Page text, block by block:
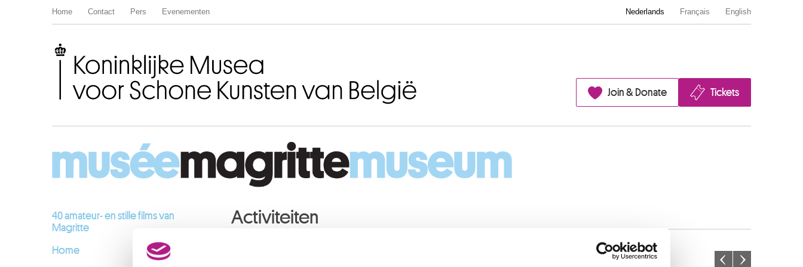
Home Contact Pers Evenementen Nederlands Français English
Join & Donate Tickets
40 amateur- en stille films van
Magritte
Home
Activiteiten